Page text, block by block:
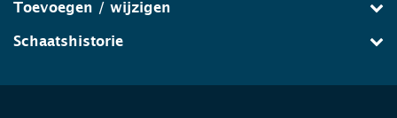
Toevoegen / wijzigen
Schaatshistorie